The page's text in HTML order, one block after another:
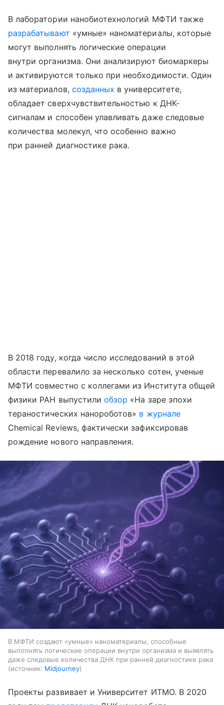
В лаборатории нанобиотехнологий МФТИ также
разрабатывают «умные» наноматериалы, которые
могут выполнять логические операции
внутри организма. Они анализируют биомаркеры
и активируются только при необходимости. Один
из материалов, созданных в университете,
обладает сверхчувствительностью к ДНК-
сигналам и способен улавливать даже следовые
количества молекул, что особенно важно
при ранней диагностике рака.
В 2018 году, когда число исследований в этой
области перевалило за несколько сотен, ученые
МФТИ совместно с коллегами из Института общей
физики РАН выпустилиобзор «На заре эпохи
тераностических нанороботов» в журнале
Chemical Reviews, фактически зафиксировав
рождение нового направления.
В МФТИ создают «умные» наноматериалы, способные
выполнять логические операции внутри организма и выявлять
даже следовые количества ДНК при ранней диагностике рака
источник: Midjourney
Проекты развивает и Университет ИТМО. В 2020